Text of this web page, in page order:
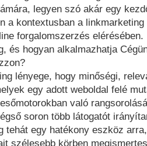
legyen szó akár egy
a kontextusban a
forgalomszerzés
és hogyan alkalmazhatja
lényege, hogy minőségi,
egy adott weboldal felé
való
soron több látogatót
tehát egy hatékony eszköz
szélesebb körben